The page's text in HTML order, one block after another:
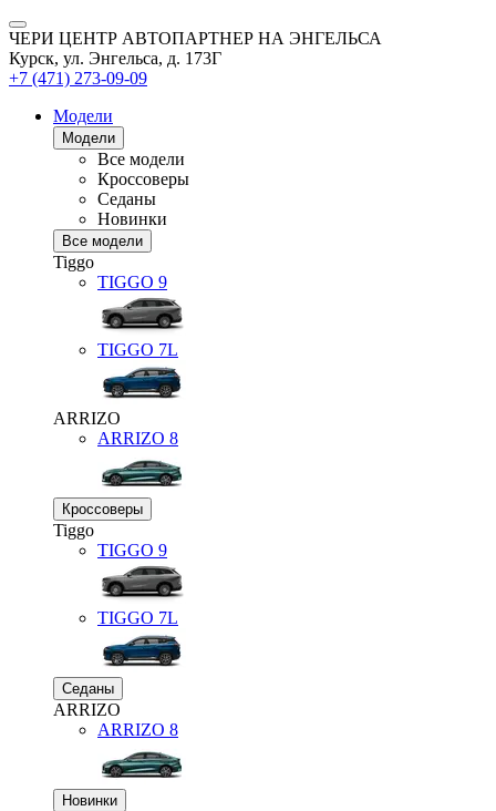
ЧЕРИ ЦЕНТР АВТОПАРТНЕР НА ЭНГЕЛЬСА
Курск, ул. Энгельса, д. 173Г
+7 (471) 273-09-09
Модели
Модели
Все модели
Кроссоверы
Седаны
Новинки
Все модели
Tiggo
TIGGO 9
TIGGO 7L
ARRIZO
ARRIZO 8
Кроссоверы
Tiggo
TIGGO 9
TIGGO 7L
Седаны
ARRIZO
ARRIZO 8
Новинки